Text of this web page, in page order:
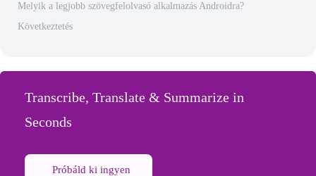
Melyik a legjobb szövegfelolvasó alkalmazás Androidra?
Következtetés
Transcribe, Translate & Summarize in
Seconds
Próbáld ki ingyen